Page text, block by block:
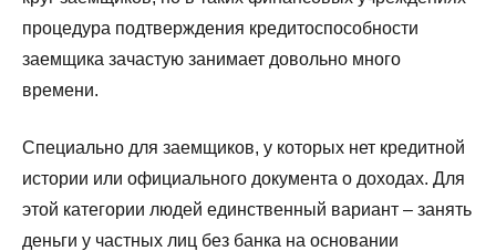
процедура подтверждения кредитоспособности
заемщика зачастую занимает довольно много
времени.
Специально для заемщиков, у которых нет кредитной
истории или официального документа о доходах. Для
этой категории людей единственный вариант – занять
деньги у частных лиц без банка на основании